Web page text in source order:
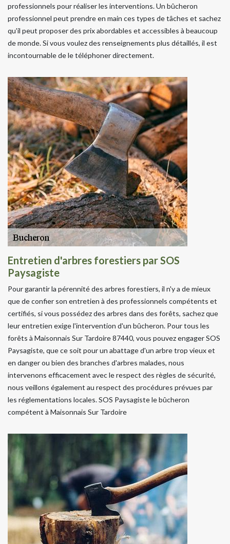
professionnels pour réaliser les interventions. Un bûcheron
professionnel peut prendre en main ces types de tâches et sachez
qu'il peut proposer des prix abordables et accessibles à beaucoup
de monde. Si vous voulez des renseignements plus détaillés, il est
incontournable de le téléphoner directement.
Entretien d'arbres forestiers par SOS
Paysagiste
Pour garantir la pérennité des arbres forestiers, il n'y a de mieux
que de confier son entretien à des professionnels compétents et
certifiés, si vous possédez des arbres dans des forêts, sachez que
leur entretien exige l'intervention d'un bûcheron. Pour tous les
forêts à Maisonnais Sur Tardoire 87440, vous pouvez engager SOS
Paysagiste, que ce soit pour un abattage d'un arbre trop vieux et
en danger ou bien des branches d'arbres malades, nous
intervenons efficacement avec le respect des règles de sécurité,
nous veillons également au respect des procédures prévues par
les réglementations locales. SOS Paysagiste le bûcheron
compétent à Maisonnais Sur Tardoire